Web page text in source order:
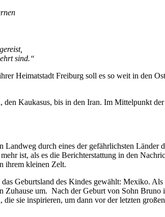
sind.“
Heimatstadt Freiburg soll es so weit in den
Kaukasus, bis in den Iran. Im Mittelpunkt
durch eines der gefährlichsten Länder
ist, als es die Berichterstattung in den
ihrem kleinen Zelt.
Geburtsland des Kindes gewählt: Mexiko. Als
Zuhause um. Nach der Geburt von Sohn
sie inspirieren, um dann vor der letzten